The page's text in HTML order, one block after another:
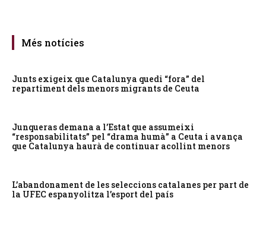
Més notícies
Junts exigeix que Catalunya quedi “fora” del
repartiment dels menors migrants de Ceuta
Junqueras demana a l’Estat que assumeixi
“responsabilitats” pel “drama humà” a Ceuta i avança
que Catalunya haurà de continuar acollint menors
L’abandonament de les seleccions catalanes per part de
la UFEC espanyolitza l’esport del país